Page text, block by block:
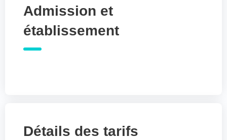
Admission et
établissement
Détails des tarifs